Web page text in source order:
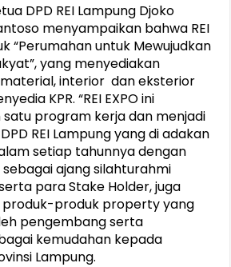
DPD REI Lampung Djoko
menyampaikan bahwa REI
“Perumahan untuk Mewujudkan
yang menyediakan
interior dan eksterior
KPR. “REI EXPO ini
program kerja dan menjadi
REI Lampung yang di adakan
setiap tahunnya dengan
ajang silahturahmi
para Stake Holder, juga
produk property yang
pengembang serta
kemudahan kepada
Lampung.